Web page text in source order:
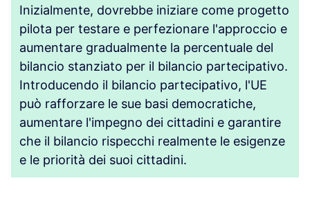
Inizialmente, dovrebbe iniziare come progetto
pilota per testare e perfezionare l'approccio e
aumentare gradualmente la percentuale del
bilancio stanziato per il bilancio partecipativo.
Introducendo il bilancio partecipativo, l'UE
può rafforzare le sue basi democratiche,
aumentare l'impegno dei cittadini e garantire
che il bilancio rispecchi realmente le esigenze
e le priorità dei suoi cittadini.